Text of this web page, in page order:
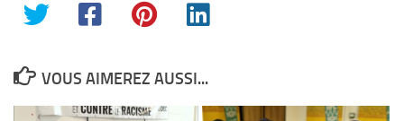
VOUS AIMEREZ AUSSI...